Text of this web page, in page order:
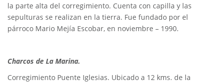
la parte alta del corregimiento. Cuenta con capilla y las
sepulturas se realizan en la tierra. Fue fundado por el
párroco Mario Mejía Escobar, en noviembre – 1990.
Charcos de La Marina.
Corregimiento Puente Iglesias. Ubicado a 12 kms. de la